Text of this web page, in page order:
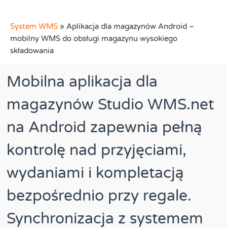
System WMS » Aplikacja dla magazynów Android –
mobilny WMS do obsługi magazynu wysokiego
składowania
Mobilna aplikacja dla
magazynów Studio WMS.net
na Android zapewnia pełną
kontrolę nad przyjęciami,
wydaniami i kompletacją
bezpośrednio przy regale.
Synchronizacja z systemem